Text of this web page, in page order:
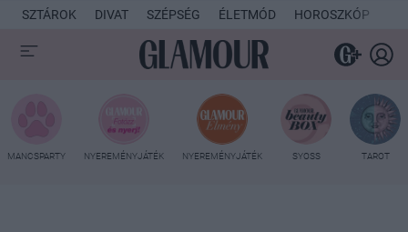
SZTÁROK DIVAT SZÉPSÉG ÉLETMÓD HOROSZKÓP
MANCSPARTY NYEREMÉNYJÁTÉK NYEREMÉNYJÁTÉK SYOSS TAROT